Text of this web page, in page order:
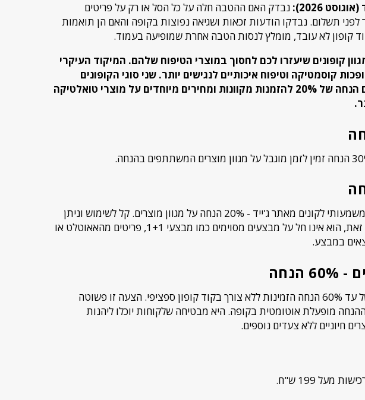
2026):
נבדק האם ההטבה חלה על כל הסל או רק על פריטים
לפני תשלום. נבדקו הודעות זכאות ושגיאה נפוצות בקופה והאם הן תואמות
קופון לא עובד, מומלץ לנסות הטבה אחרת שמופיעה בעמוד.
קופונים שיעזרו לכם לחסוך במוצרי הטיפוח שלהם. המיקוד העיקרי
קוסמטיקה וטיפוח איכותיים לנגישים יותר. שני סוגי הקופונים
העיקריים הזמינים הם הנחה של 20% להזמנות מקוונות ומחירים מיוחדים על מוצרי טואלטיקה
קופון זה מספק חיסכון משמעותי לקונים מאתר ג'ייד - 20% הנחה על מגוון מוצרים. קל לשימוש וניתן
ליישם אותו בקופה. עם זאת, הוא אינו חל על מבצעים מסוימים כמו מבצעי 1+1, פריטים מהאאוטלט או
במבצע.
ישנן הנחות מיוחדות של עד 60% הנחה הזמינות ללא צורך בקוד קופון ספציפי. הצעה זו פשוטה
מופעלת אוטומטית בקופה. היא מבטיחה שלקוחות יוכלו ליהנות
חיוניים ללא צעדים נוספים.
מעל 199 ש"ח.